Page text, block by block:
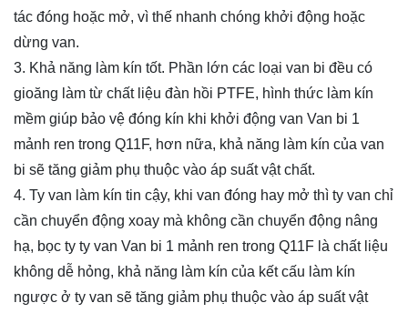
tác đóng hoặc mở, vì thế nhanh chóng khởi động hoặc
dừng van.
3. Khả năng làm kín tốt. Phần lớn các loại van bi đều có
gioăng làm từ chất liệu đàn hồi PTFE, hình thức làm kín
mềm giúp bảo vệ đóng kín khi khởi động van Van bi 1
mảnh ren trong Q11F, hơn nữa, khả năng làm kín của van
bi sẽ tăng giảm phụ thuộc vào áp suất vật chất.
4. Ty van làm kín tin cậy, khi van đóng hay mở thì ty van chỉ
cần chuyển động xoay mà không cần chuyển động nâng
hạ, bọc ty ty van Van bi 1 mảnh ren trong Q11F là chất liệu
không dễ hỏng, khả năng làm kín của kết cấu làm kín
ngược ở ty van sẽ tăng giảm phụ thuộc vào áp suất vật